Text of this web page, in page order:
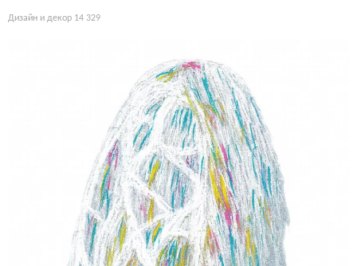
Дизайн и декор 14 329